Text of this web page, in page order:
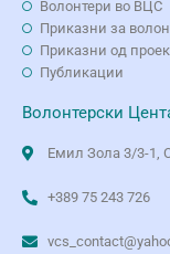
Волонтери во ВЦС
Приказни за
Приказни од
Публикации
Волонтерски
Емил Зола 3/3-1,
+389 75 243 726